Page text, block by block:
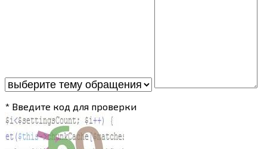
* Введите код для проверки